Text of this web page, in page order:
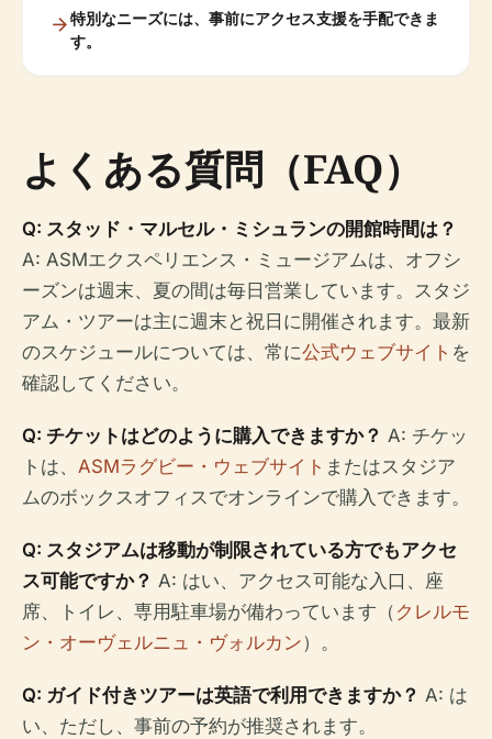
特別なニーズには、事前にアクセス支援を手配できま
す。
よくある質問（FAQ）
Q: スタッド・マルセル・ミシュランの開館時間は？
A: ASMエクスペリエンス・ミュージアムは、オフシ
ーズンは週末、夏の間は毎日営業しています。スタジ
アム・ツアーは主に週末と祝日に開催されます。最新
のスケジュールについては、常に公式ウェブサイト を
確認してください。
Q: チケットはどのように購入できますか？ A: チケッ
トは、 ASMラグビー・ウェブサイト またはスタジア
ムのボックスオフィスでオンラインで購入できます。
Q: スタジアムは移動が制限されている方でもアクセ
ス可能ですか？ A: はい、アクセス可能な入口、座
席、トイレ、専用駐車場が備わっています（ クレルモ
ン・オーヴェルニュ・ヴォルカン）。
Q: ガイド付きツアーは英語で利用できますか？ A: は
い、ただし、事前の予約が推奨されます。